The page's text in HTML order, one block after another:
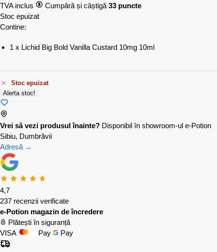
TVA inclus
Cumpără și câștigă 33 puncte
Stoc epuizat
Contine:
1 x Lichid Big Bold Vanilla Custard 10mg 10ml
Stoc epuizat
Alerta stoc!
Vrei să vezi produsul înainte? Disponibil în showroom-ul e-Potion
Sibiu, Dumbrăvii
Adresă →
4,7
237 recenzii verificate
e-Potion magazin de încredere
Plătești în siguranță
VISA
Pay Pay